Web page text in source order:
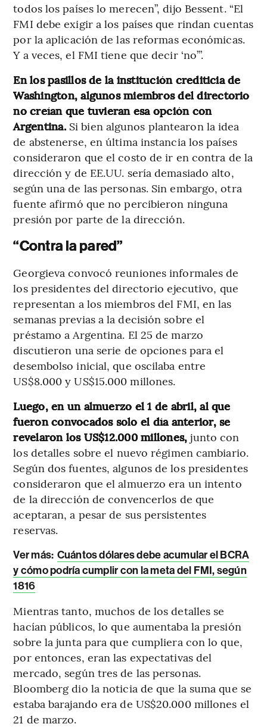
todos los países lo merecen”, dijo Bessent. “El
FMI debe exigir a los países que rindan cuentas
por la aplicación de las reformas económicas.
Y a veces, el FMI tiene que decir ‘no’”.
En los pasillos de la institución crediticia de
Washington, algunos miembros del directorio
no creían que tuvieran esa opción con
Argentina. Si bien algunos plantearon la idea
de abstenerse, en última instancia los países
consideraron que el costo de ir en contra de la
dirección y de EE.UU. sería demasiado alto,
según una de las personas. Sin embargo, otra
fuente afirmó que no percibieron ninguna
presión por parte de la dirección.
“Contra la pared”
Georgieva convocó reuniones informales de
los presidentes del directorio ejecutivo, que
representan a los miembros del FMI, en las
semanas previas a la decisión sobre el
préstamo a Argentina. El 25 de marzo
discutieron una serie de opciones para el
desembolso inicial, que oscilaba entre
US$8.000 y US$15.000 millones.
Luego, en un almuerzo el 1 de abril, al que
fueron convocados solo el día anterior, se
revelaron los US$12.000 millones, junto con
los detalles sobre el nuevo régimen cambiario.
Según dos fuentes, algunos de los presidentes
consideraron que el almuerzo era un intento
de la dirección de convencerlos de que
aceptaran, a pesar de sus persistentes
reservas.
Ver más: Cuántos dólares debe acumular el BCRA
y cómo podría cumplir con la meta del FMI, según
1816
Mientras tanto, muchos de los detalles se
hacían públicos, lo que aumentaba la presión
sobre la junta para que cumpliera con lo que,
por entonces, eran las expectativas del
mercado, según tres de las personas.
Bloomberg dio la noticia de que la suma que se
estaba barajando era de US$20.000 millones el
21 de marzo.